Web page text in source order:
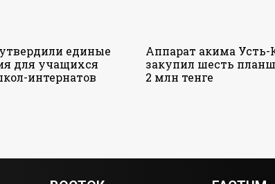
единые
для учащихся
интернатов
Аппарат акима Усть-
закупил шесть
2 млн тенге